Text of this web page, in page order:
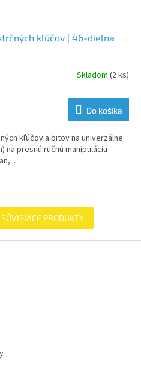
kľúčov | 46-dielna
Skladom (2 ks)
Do košíka
kľúčov a bitov na univerzálne
na presnú ručnú manipuláciu
PRODUKTY